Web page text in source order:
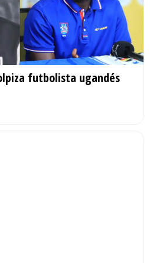
futbolista ugandés